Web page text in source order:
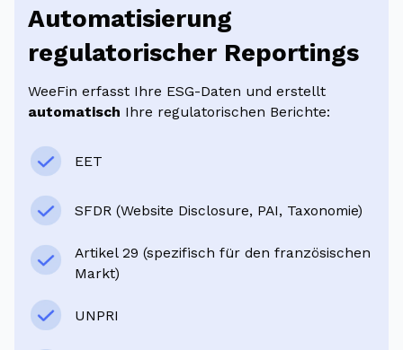
Automatisierung
regulatorischer Reportings
WeeFin erfasst Ihre ESG-Daten und erstellt
automatisch Ihre regulatorischen Berichte:
EET
SFDR (Website Disclosure, PAI, Taxonomie)
Artikel 29 (spezifisch für den französischen
Markt)
UNPRI